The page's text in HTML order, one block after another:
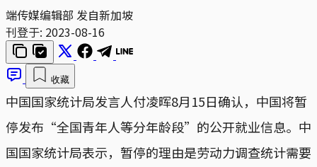
端传媒编辑部 发自新加坡
刊登于: 2023-08-16
收藏
中国国家统计局发言人付凌晖8月15日确认，中国将暂
停发布“全国青年人等分年龄段”的公开就业信息。中
国国家统计局表示，暂停的理由是劳动力调查统计需要